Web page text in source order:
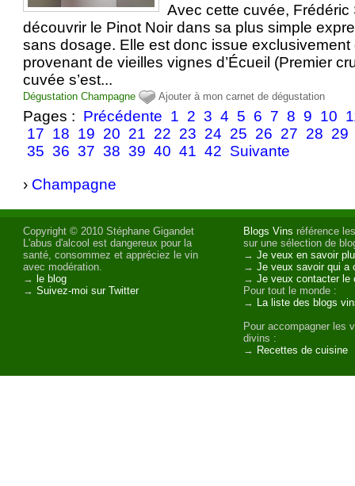
Avec cette cuvée, Frédéric
découvrir le Pinot Noir dans sa plus simple
sans dosage. Elle est donc issue exclusivement
provenant de vieilles vignes d’Écueil (Premier
cuvée s’est...
Dégustation Champagne Ajouter à mon carnet de dégustation
Pages : Précédente 1 2 3 4 5 6 7 8 9 10
17 18 19 20 21 22 23 24 25 26 27 28 29
35 36 37 38 39 40 41 42 Suivante
› Champagne
Copyright © 2010 Stéphane Gigandet
L'abus d'alcool est dangereux pour la
santé, consommez et appréciez le vin
avec modération.
→ le blog
→Suivez-moi sur Twitter
Blogs Vins référence
sur une sélection de
→Je veux en savoir
→Je veux savoir qui a
→Je veux contacter le
Pour tout le monde :
→
La liste des blogs
Pour accompagner les
divins :
→ Recettes de cuisine